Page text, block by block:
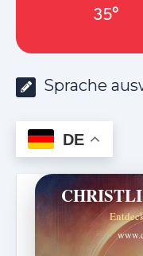
35°
Sprache
DE